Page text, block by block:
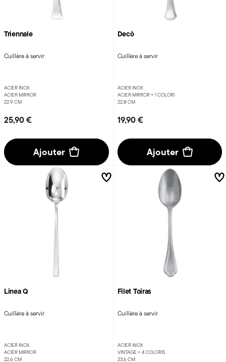
Triennale
Cuillère à servir
ACIER INOX
ACIER MIRROR
22,9 CM
25,90 €
Ajouter
Decò
Cuillère à servir
ACIER INOX
ACIER MIRROR + 1 COLORI
22,8 CM
19,90 €
Ajouter
Linea Q
Cuillère à servir
ACIER INOX
ACIER MIRROR
22,6 CM
Filet Toiras
Cuillère à servir
ACIER INOX
VINTAGE + 4 COLORIS
23,6 CM